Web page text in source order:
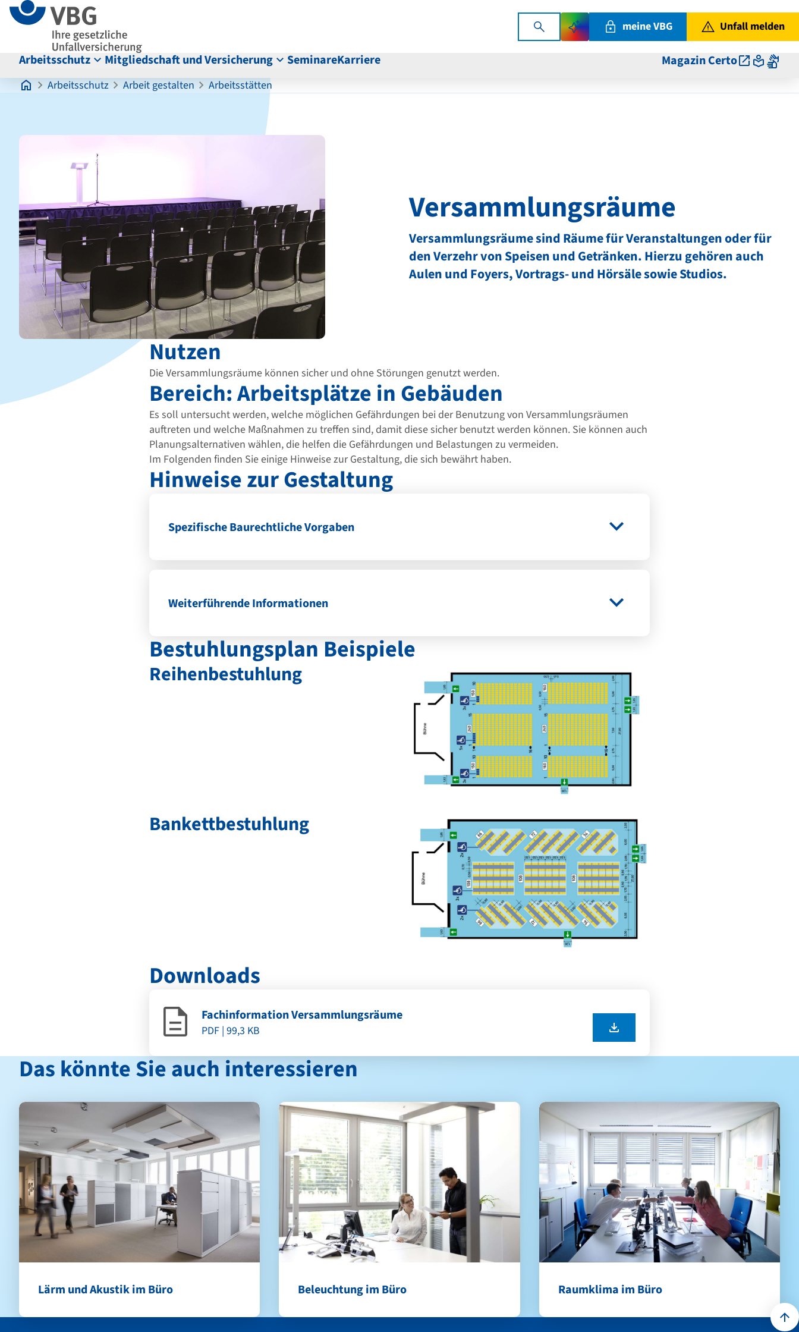
Seitenanfang
zum
Inhalt
zur
Navigation
Fußbereich
meine VBG Unfall melden
Arbeitsschutz Mitgliedschaft und Versicherung SeminareKarriere Magazin Certo
Arbeitsschutz Arbeit gestalten Arbeitsstätten
Hauptinhalt
Versammlungsräume
Versammlungsräume sind Räume für Veranstaltungen oder für
den Verzehr von Speisen und Getränken. Hierzu gehören auch
Aulen und Foyers, Vortrags- und Hörsäle sowie Studios.
Nutzen
Die Versammlungsräume können sicher und ohne Störungen genutzt werden.
Bereich: Arbeitsplätze in Gebäuden
Es soll untersucht werden, welche möglichen Gefährdungen bei der Benutzung von Versammlungsräumen
auftreten und welche Maßnahmen zu treffen sind, damit diese sicher benutzt werden können. Sie können auch
Planungsalternativen wählen, die helfen die Gefährdungen und Belastungen zu vermeiden.
Im Folgenden finden Sie einige Hinweise zur Gestaltung, die sich bewährt haben.
Hinweise zur Gestaltung
Spezifische Baurechtliche Vorgaben
Weiterführende Informationen
Bestuhlungsplan Beispiele
Reihenbestuhlung
Bankettbestuhlung
Downloads
Fachinformation Versammlungsräume
PDF | 99,3 KB
Das könnte Sie auch interessieren
Lärm und Akustik im Büro Beleuchtung im Büro Raumklima im Büro